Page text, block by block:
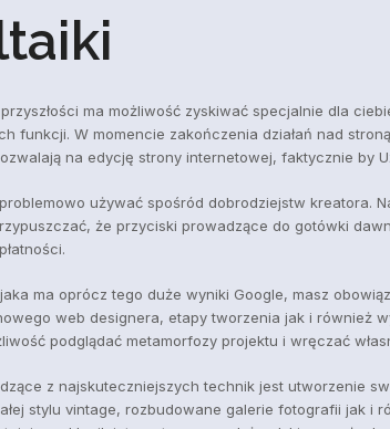
ma możliwość zyskiwać specjalnie dla
funkcji. W momencie zakończenia działań nad
na edycję strony internetowej, faktycznie by
używać spośród dobrodziejstw kreatora.
że przyciski prowadzące do gotówki
ma oprócz tego duże wyniki Google, masz
web designera, etapy tworzenia jak i również
podglądać metamorfozy projektu i wręczać
z najskuteczniejszych technik jest utworzenie
stylu vintage, rozbudowane galerie fotografii jak i